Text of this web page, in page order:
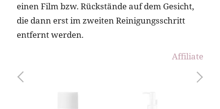
einen Film bzw. Rückstände auf dem Gesicht,
die dann erst im zweiten Reinigungsschritt
entfernt werden.
Affiliate